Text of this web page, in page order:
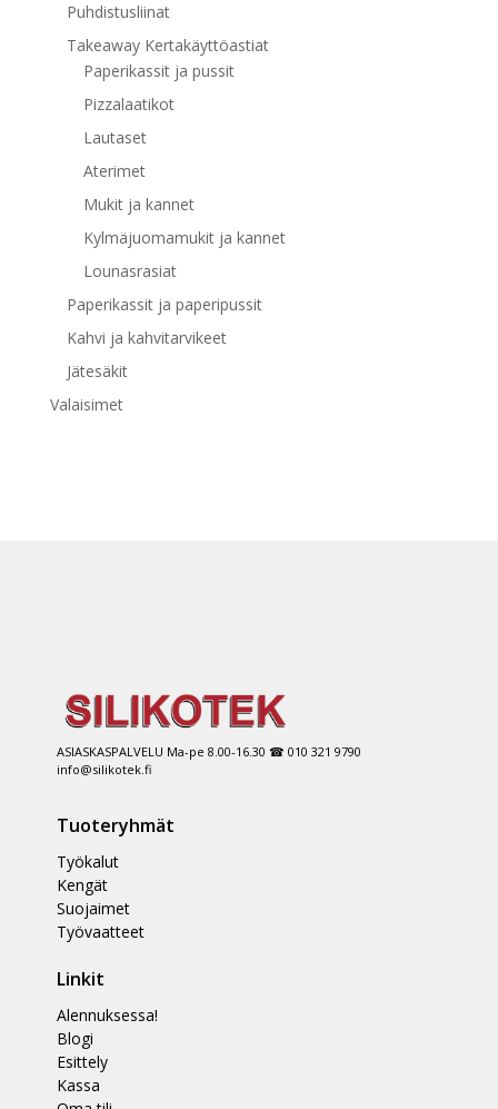
Puhdistusliinat
Takeaway Kertakäyttöastiat
Paperikassit ja pussit
Pizzalaatikot
Lautaset
Aterimet
Mukit ja kannet
Kylmäjuomamukit ja kannet
Lounasrasiat
Paperikassit ja paperipussit
Kahvi ja kahvitarvikeet
Jätesäkit
Valaisimet
ASIASKASPALVELU Ma-pe 8.00-16.30 ☎ 010 321 9790
info@silikotek.fi
Tuoteryhmät
Työkalut
Kengät
Suojaimet
Työvaatteet
Linkit
Alennuksessa!
Blogi
Esittely
Kassa